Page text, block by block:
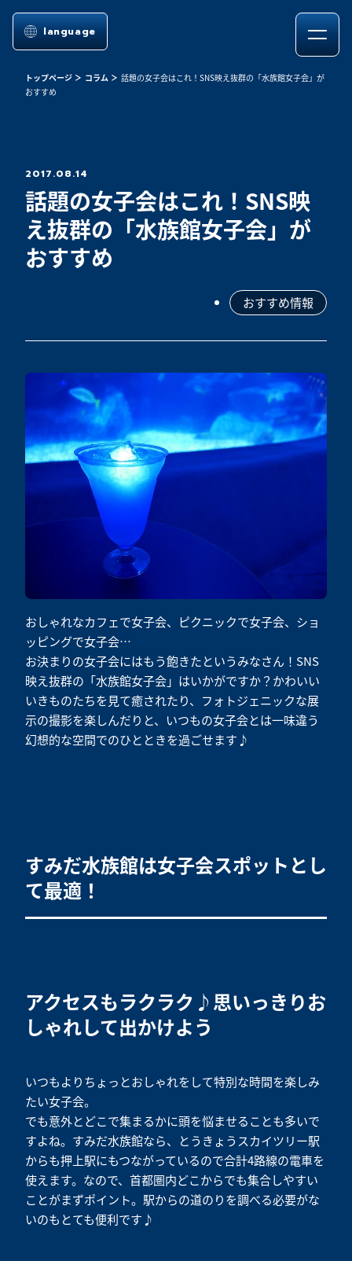
language
トップページ コラム
話題の女子会はこれ！SNS映え抜群の「水族館女子会」が
おすすめ
2017.08.14
話題の女子会はこれ！SNS映
え抜群の「水族館女子会」が
おすすめ
おすすめ情報
おしゃれなカフェで女子会、ピクニックで女子会、ショ
ッピングで女子会…
お決まりの女子会にはもう飽きたというみなさん！SNS
映え抜群の「水族館女子会」はいかがですか？かわいい
いきものたちを見て癒されたり、フォトジェニックな展
示の撮影を楽しんだりと、いつもの女子会とは一味違う
幻想的な空間でのひとときを過ごせます♪
すみだ水族館は女子会スポットとし
て最適！
アクセスもラクラク♪思いっきりお
しゃれして出かけよう
いつもよりちょっとおしゃれをして特別な時間を楽しみ
たい女子会。
でも意外とどこで集まるかに頭を悩ませることも多いで
すよね。すみだ水族館なら、とうきょうスカイツリー駅
からも押上駅にもつながっているので合計4路線の電車を
使えます。なので、首都圏内どこからでも集合しやすい
ことがまずポイント。駅からの道のりを調べる必要がな
いのもとても便利です♪